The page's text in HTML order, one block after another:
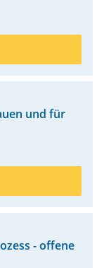
und für
- offene